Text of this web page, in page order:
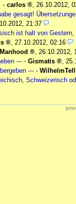
- carlos
26.10.2012,
gesagt!
21:37
ist halt von
27.10.2012, 02:16
Manhood
26.10.2012,
--- - Gismatis
--- - WilhelmTell
Schweizerisch